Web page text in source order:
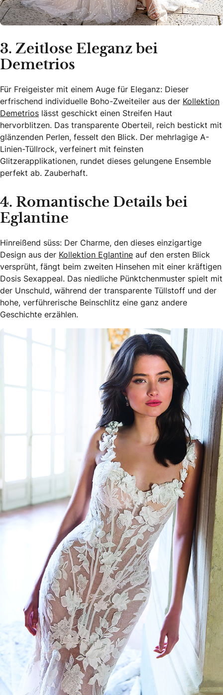
3. Zeitlose Eleganz bei
Demetrios
Für Freigeister mit einem Auge für Eleganz: Dieser
erfrischend individuelle Boho-Zweiteiler aus der Kollektion
Demetrios lässt geschickt einen Streifen Haut
hervorblitzen. Das transparente Oberteil, reich bestickt mit
glänzenden Perlen, fesselt den Blick. Der mehrlagige A-
Linien-Tüllrock, verfeinert mit feinsten
Glitzerapplikationen, rundet dieses gelungene Ensemble
perfekt ab. Zauberhaft.
4. Romantische Details bei
Eglantine
Hinreißend süss: Der Charme, den dieses einzigartige
Design aus der Kollektion Eglantine auf den ersten Blick
versprüht, fängt beim zweiten Hinsehen mit einer kräftigen
Dosis Sexappeal. Das niedliche Pünktchenmuster spielt mit
der Unschuld, während der transparente Tüllstoff und der
hohe, verführerische Beinschlitz eine ganz andere
Geschichte erzählen.